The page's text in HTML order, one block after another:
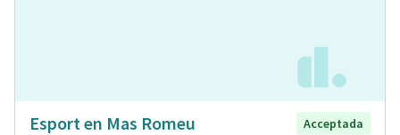
Esport en Mas Romeu
Acceptada